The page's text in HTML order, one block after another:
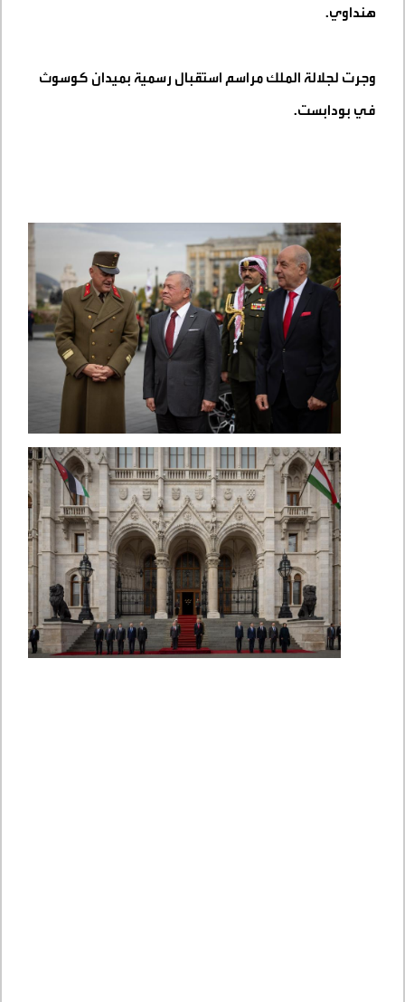
هنداوي.
وجرت لجلالة الملك مراسم استقبال رسمية بميدان كوسوث
في بودابست.